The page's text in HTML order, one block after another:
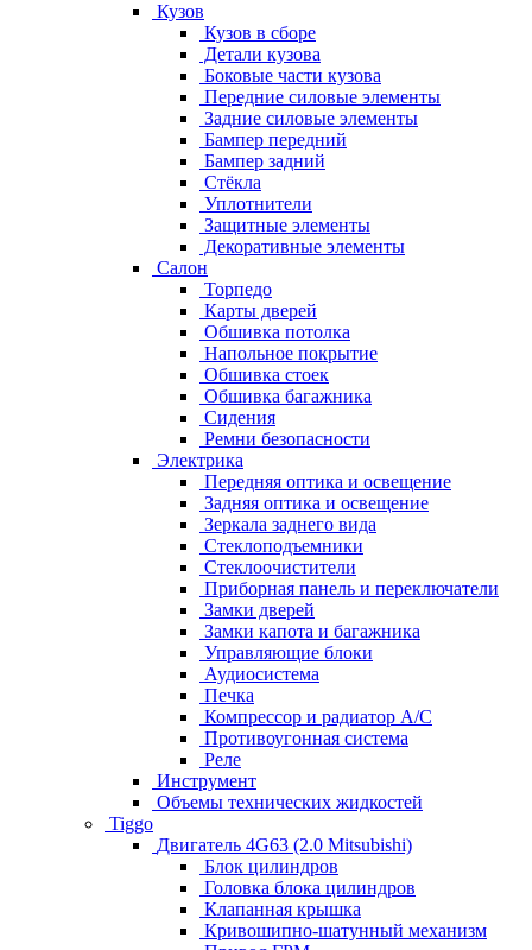
Кузов
Кузов в сборе
Детали кузова
Боковые части кузова
Передние силовые элементы
Задние силовые элементы
Бампер передний
Бампер задний
Стёкла
Уплотнители
Защитные элементы
Декоративные элементы
Салон
Торпедо
Карты дверей
Обшивка потолка
Напольное покрытие
Обшивка стоек
Обшивка багажника
Сидения
Ремни безопасности
Электрика
Передняя оптика и освещение
Задняя оптика и освещение
Зеркала заднего вида
Стеклоподъемники
Стеклоочистители
Приборная панель и переключатели
Замки дверей
Замки капота и багажника
Управляющие блоки
Аудиосистема
Печка
Компрессор и радиатор А/C
Противоугонная система
Реле
Инструмент
Объемы технических жидкостей
Tiggo
Двигатель 4G63 (2.0 Mitsubishi)
Блок цилиндров
Головка блока цилиндров
Клапанная крышка
Кривошипно-шатунный механизм